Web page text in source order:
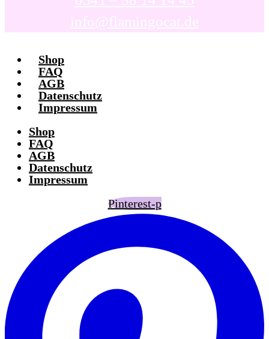
info@flamingocat.de
Shop
FAQ
AGB
Datenschutz
Impressum
Shop
FAQ
AGB
Datenschutz
Impressum
Pinterest-p